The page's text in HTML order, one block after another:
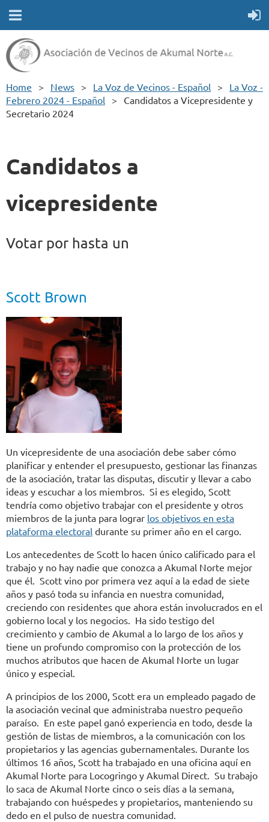
Home News La Voz de Vecinos - Español
La Voz -
Febrero 2024 - Español
Candidatos a Vicepresidente y
Secretario 2024
Candidatos a
vicepresidente
Votar por hasta un
Scott Brown
Un vicepresidente de una asociación debe saber cómo
planificar y entender el presupuesto, gestionar las finanzas
de la asociación, tratar las disputas, discutir y llevar a cabo
ideas y escuchar a los miembros. Si es elegido, Scott
tendría como objetivo trabajar con el presidente y otros
miembros de la junta para lograr los objetivos en esta
plataforma electoral durante su primer año en el cargo.
Los antecedentes de Scott lo hacen único calificado para el
trabajo y no hay nadie que conozca a Akumal Norte mejor
que él. Scott vino por primera vez aquí a la edad de siete
años y pasó toda su infancia en nuestra comunidad,
creciendo con residentes que ahora están involucrados en el
gobierno local y los negocios. Ha sido testigo del
crecimiento y cambio de Akumal a lo largo de los años y
tiene un profundo compromiso con la protección de los
muchos atributos que hacen de Akumal Norte un lugar
único y especial.
A principios de los 2000, Scott era un empleado pagado de
la asociación vecinal que administraba nuestro pequeño
paraíso. En este papel ganó experiencia en todo, desde la
gestión de listas de miembros, a la comunicación con los
propietarios y las agencias gubernamentales. Durante los
últimos 16 años, Scott ha trabajado en una oficina aquí en
Akumal Norte para Locogringo y Akumal Direct. Su trabajo
lo saca de Akumal Norte cinco o seis días a la semana,
trabajando con huéspedes y propietarios, manteniendo su
dedo en el pulso de nuestra comunidad.